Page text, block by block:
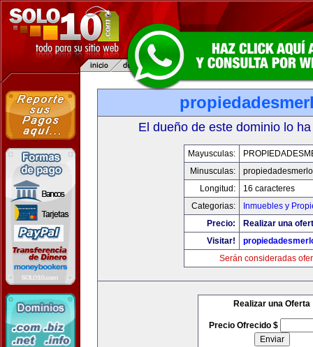
El dueño de este dominio lo
Mayusculas:
Minusculas:
Longitud:
16 caracteres
Categorias:
Inmuebles y
Precio:
Realizar una
Visitar!
Serán consideradas
Realizar una Oferta
Precio Ofrecido $